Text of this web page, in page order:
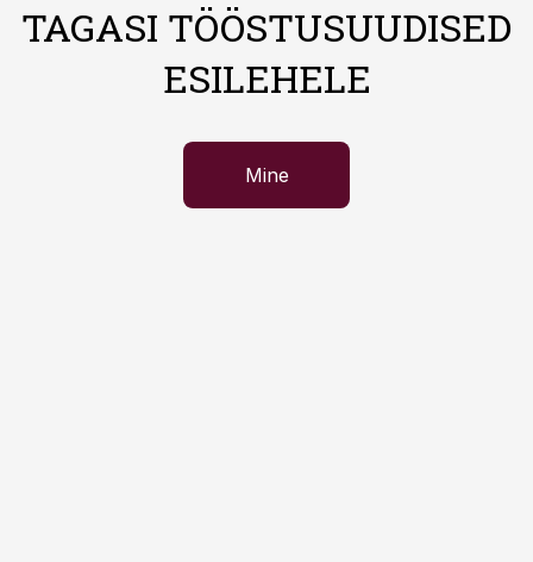
TAGASI TÖÖSTUSUUDISED
ESILEHELE
Mine